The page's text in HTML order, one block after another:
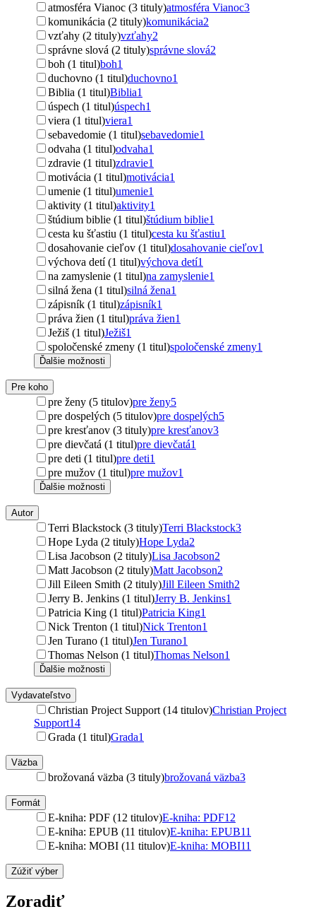
atmosféra Vianoc (3 tituly)atmosféra Vianoc3
komunikácia (2 tituly)komunikácia2
vzťahy (2 tituly)vzťahy2
správne slová (2 tituly)správne slová2
boh (1 titul)boh1
duchovno (1 titul)duchovno1
Biblia (1 titul)Biblia1
úspech (1 titul)úspech1
viera (1 titul)viera1
sebavedomie (1 titul)sebavedomie1
odvaha (1 titul)odvaha1
zdravie (1 titul)zdravie1
motivácia (1 titul)motivácia1
umenie (1 titul)umenie1
aktivity (1 titul)aktivity1
štúdium biblie (1 titul)štúdium biblie1
cesta ku šťastiu (1 titul)cesta ku šťastiu1
dosahovanie cieľov (1 titul)dosahovanie cieľov1
výchova detí (1 titul)výchova detí1
na zamyslenie (1 titul)na zamyslenie1
silná žena (1 titul)silná žena1
zápisník (1 titul)zápisník1
práva žien (1 titul)práva žien1
Ježiš (1 titul)Ježiš1
spoločenské zmeny (1 titul)spoločenské zmeny1
Ďalšie možnosti
Pre koho
pre ženy (5 titulov)pre ženy5
pre dospelých (5 titulov)pre dospelých5
pre kresťanov (3 tituly)pre kresťanov3
pre dievčatá (1 titul)pre dievčatá1
pre deti (1 titul)pre deti1
pre mužov (1 titul)pre mužov1
Ďalšie možnosti
Autor
Terri Blackstock (3 tituly)Terri Blackstock3
Hope Lyda (2 tituly)Hope Lyda2
Lisa Jacobson (2 tituly)Lisa Jacobson2
Matt Jacobson (2 tituly)Matt Jacobson2
Jill Eileen Smith (2 tituly)Jill Eileen Smith2
Jerry B. Jenkins (1 titul)Jerry B. Jenkins1
Patricia King (1 titul)Patricia King1
Nick Trenton (1 titul)Nick Trenton1
Jen Turano (1 titul)Jen Turano1
Thomas Nelson (1 titul)Thomas Nelson1
Ďalšie možnosti
Vydavateľstvo
Christian Project Support (14 titulov)Christian Project
Support14
Grada (1 titul)Grada1
Väzba
brožovaná väzba (3 tituly)brožovaná väzba3
Formát
E-kniha: PDF (12 titulov)E-kniha: PDF12
E-kniha: EPUB (11 titulov)E-kniha: EPUB11
E-kniha: MOBI (11 titulov)E-kniha: MOBI11
Zúžiť výber
Zoradiť